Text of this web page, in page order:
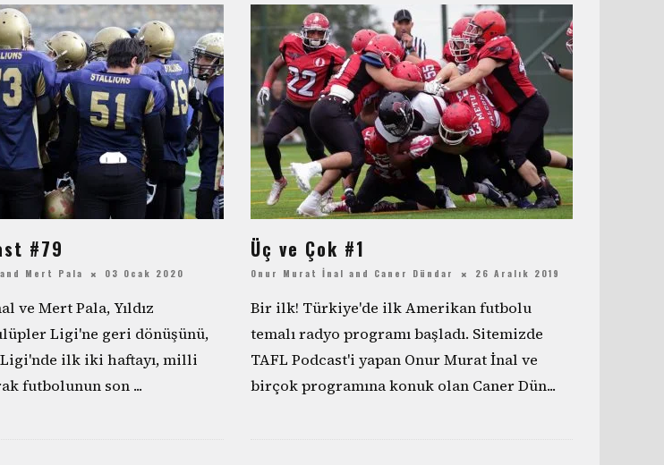
#79
and Mert Pala 03 Ocak 2020
ve Mert Pala, Yıldız
Ligi'ne geri dönüşünü,
ilk iki haftayı, milli
futbolunun son ...
Üç ve Çok #1
Onur Murat İnal and Caner Dündar 26 Aralık 2019
Bir ilk! Türkiye'de ilk Amerikan futbolu
temalı radyo programı başladı. Sitemizde
TAFL Podcast'i yapan Onur Murat İnal ve
birçok programına konuk olan Caner Dün...